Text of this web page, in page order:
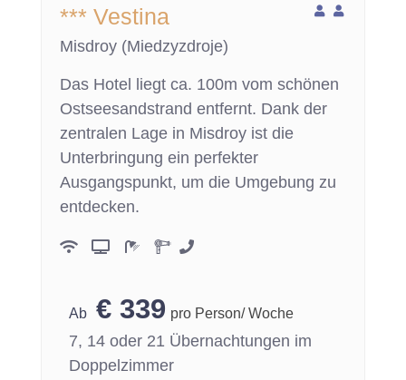
*** Vestina
Misdroy (Miedzyzdroje)
Das Hotel liegt ca. 100m vom schönen
Ostseesandstrand entfernt. Dank der
zentralen Lage in Misdroy ist die
Unterbringung ein perfekter
Ausgangspunkt, um die Umgebung zu
entdecken.
€ 339 pro Person/ Woche
7, 14 oder 21 Übernachtungen im
Doppelzimmer